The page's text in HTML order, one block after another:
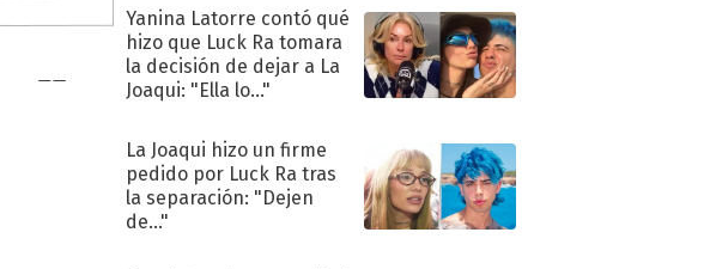
Yanina Latorre contó qué
hizo que Luck Ra tomara
la decisión de dejar a La
Joaqui: "Ella lo..."
La Joaqui hizo un firme
pedido por Luck Ra tras
la separación: "Dejen
de..."